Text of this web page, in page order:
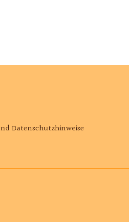
Datenschutzhinweise